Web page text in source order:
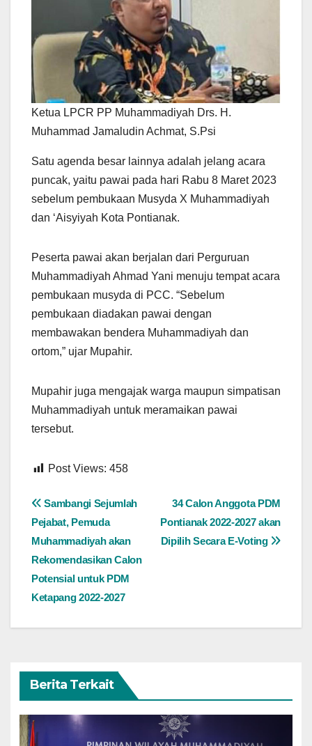
Ketua LPCR PP Muhammadiyah Drs. H.
Muhammad Jamaludin Achmat, S.Psi
Satu agenda besar lainnya adalah jelang acara
puncak, yaitu pawai pada hari Rabu 8 Maret 2023
sebelum pembukaan Musyda X Muhammadiyah
dan ‘Aisyiyah Kota Pontianak.
Peserta pawai akan berjalan dari Perguruan
Muhammadiyah Ahmad Yani menuju tempat acara
pembukaan musyda di PCC. “Sebelum
pembukaan diadakan pawai dengan
membawakan bendera Muhammadiyah dan
ortom,” ujar Mupahir.
Mupahir juga mengajak warga maupun simpatisan
Muhammadiyah untuk meramaikan pawai
tersebut.
Post Views: 458
Navigasi
pos
34 Calon Anggota PDM
Pontianak 2022-2027 akan
Dipilih Secara E-Voting
Sambangi Sejumlah
Pejabat, Pemuda
Muhammadiyah akan
Rekomendasikan Calon
Potensial untuk PDM
Ketapang 2022-2027
Berita Terkait